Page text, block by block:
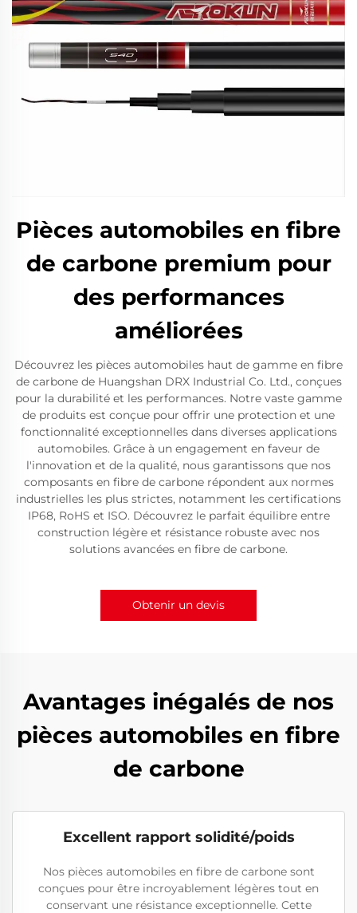
Pièces automobiles en fibre
de carbone premium pour
des performances
améliorées
Découvrez les pièces automobiles haut de gamme en fibre
de carbone de Huangshan DRX Industrial Co. Ltd., conçues
pour la durabilité et les performances. Notre vaste gamme
de produits est conçue pour offrir une protection et une
fonctionnalité exceptionnelles dans diverses applications
automobiles. Grâce à un engagement en faveur de
l'innovation et de la qualité, nous garantissons que nos
composants en fibre de carbone répondent aux normes
industrielles les plus strictes, notamment les certifications
IP68, RoHS et ISO. Découvrez le parfait équilibre entre
construction légère et résistance robuste avec nos
solutions avancées en fibre de carbone.
Obtenir un devis
Avantages inégalés de nos
pièces automobiles en fibre
de carbone
Excellent rapport solidité/poids
Nos pièces automobiles en fibre de carbone sont
conçues pour être incroyablement légères tout en
conservant une résistance exceptionnelle. Cette